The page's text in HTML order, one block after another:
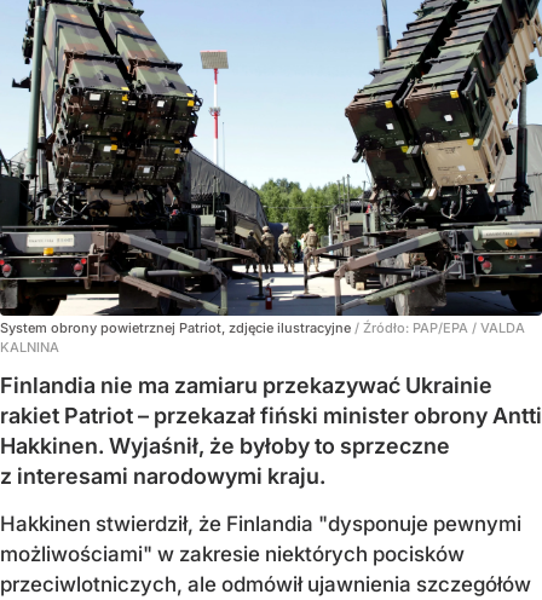
System obrony powietrznej Patriot, zdjęcie ilustracyjne / Źródło: PAP/EPA / VALDA
KALNINA
Finlandia nie ma zamiaru przekazywać Ukrainie
rakiet Patriot – przekazał fiński minister obrony Antti
Hakkinen. Wyjaśnił, że byłoby to sprzeczne
z interesami narodowymi kraju.
Hakkinen stwierdził, że Finlandia "dysponuje pewnymi
możliwościami" w zakresie niektórych pocisków
przeciwlotniczych, ale odmówił ujawnienia szczegółów